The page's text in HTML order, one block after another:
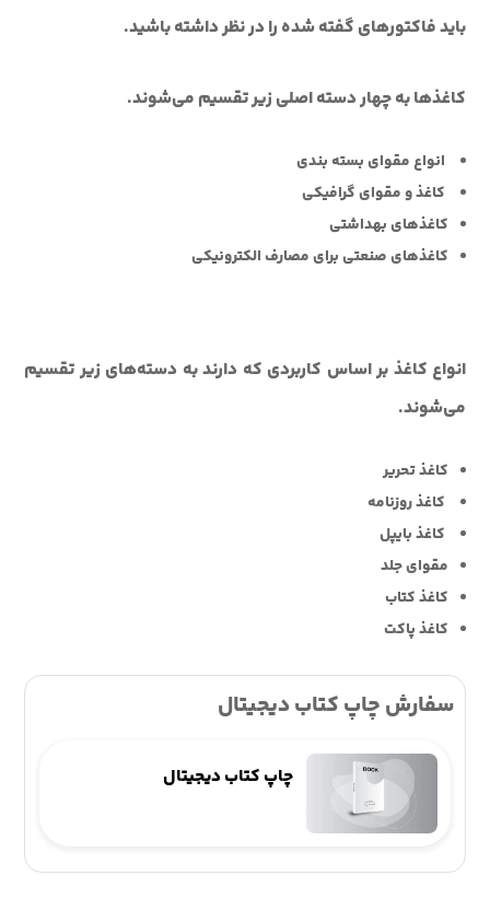
باید فاکتورهای گفته شده را در نظر داشته باشید.
کاغذها به چهار دسته اصلی زیر تقسیم می‌شوند.
انواع مقوای بسته بندی
کاغذ و مقوای گرافیکی
کاغذهای بهداشتی
کاغذهای صنعتی برای مصارف الکترونیکی
انواع کاغذ بر اساس کاربردی که دارند به دسته‌های زیر تقسیم
می‌شوند.
کاغذ تحریر
کاغذ روزنامه
کاغذ بایپل
مقوای جلد
کاغذ کتاب
کاغذ پاکت
سفارش چاپ کتاب دیجیتال
چاپ کتاب دیجیتال